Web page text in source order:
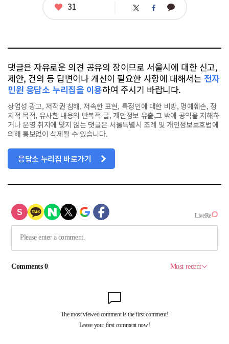
좋
31 트 페 카
댓글은 자유로운 의견 공유의 장이므로 서울시에 대한 신고,
제안, 건의 등 답변이나 개선이 필요한 사항에 대해서는 전자
민원 응답소 누리집을 이용하여 주시기 바랍니다.
상업성 광고, 저작권 침해, 저속한 표현, 특정인에 대한 비방, 명예훼손, 정
치적 목적, 유사한 내용의 반복적 글, 개인정보 유출,그 밖에 공익을 저해하
거나 운영 취지에 맞지 않는 댓글은 서울특별시 조례 및 개인정보보호법에
의해 통보없이 삭제될 수 있습니다.
응답소 누리집 바로가기